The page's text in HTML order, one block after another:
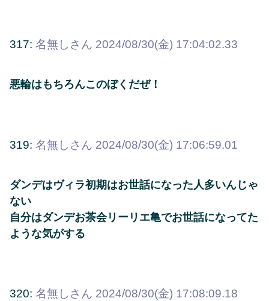
317: 名無しさん 2024/08/30(金) 17:04:02.33
悪輪はもちろんこのぼくだぜ！
319: 名無しさん 2024/08/30(金) 17:06:59.01
ダンデはヴィラ初期はお世話になった人多いんじゃ
ない
自分はダンデお茶会リーリエ亀でお世話になってた
ような気がする
320: 名無しさん 2024/08/30(金) 17:08:09.18